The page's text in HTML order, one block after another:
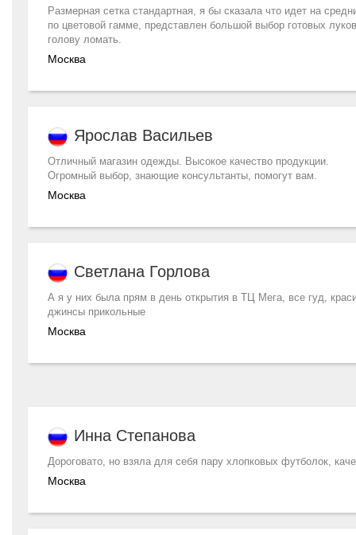
Размерная сетка стандартная, я бы сказала что идет на
по цветовой гамме, представлен большой выбор готовых
голову ломать.
Москва
Ярослав Васильев
Отличный магазин одежды. Высокое качество продукции.
Огромный выбор, знающие консультанты, помогут вам.
Москва
Светлана Горлова
А я у них была прям в день открытия в ТЦ Мега, все гуд,
джинсы прикольные
Москва
Инна Степанова
Дороговато, но взяла для себя пару хлопковых футболок,
Москва